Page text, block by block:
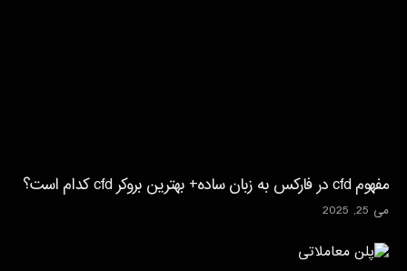
مفهوم cfd در فارکس به زبان ساده+ بهترین بروکر cfd کدام است؟
می 25, 2025